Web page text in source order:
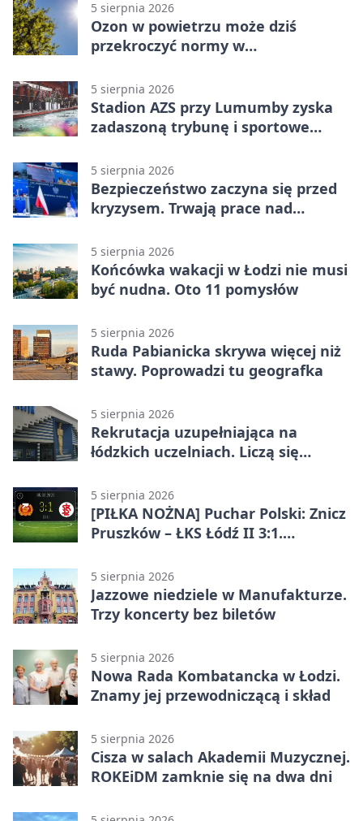
5 sierpnia 2026
Ozon w powietrzu może dziś
przekroczyć normy w
5 sierpnia 2026
Stadion AZS przy Lumumby zyska
zadaszoną trybunę i sportowe
5 sierpnia 2026
Bezpieczeństwo zaczyna się przed
kryzysem. Trwają prace nad
5 sierpnia 2026
Końcówka wakacji w Łodzi nie musi
być nudna. Oto 11 pomysłów
5 sierpnia 2026
Ruda Pabianicka skrywa więcej niż
stawy. Poprowadzi tu geografka
5 sierpnia 2026
Rekrutacja uzupełniająca na
łódzkich uczelniach. Liczą się
5 sierpnia 2026
[PIŁKA NOŻNA] Puchar Polski: Znicz
Pruszków – ŁKS Łódź II 3:1.
5 sierpnia 2026
Jazzowe niedziele w Manufakturze.
Trzy koncerty bez biletów
5 sierpnia 2026
Nowa Rada Kombatancka w Łodzi.
Znamy jej przewodniczącą i skład
5 sierpnia 2026
Cisza w salach Akademii Muzycznej.
ROKEiDM zamknie się na dwa dni